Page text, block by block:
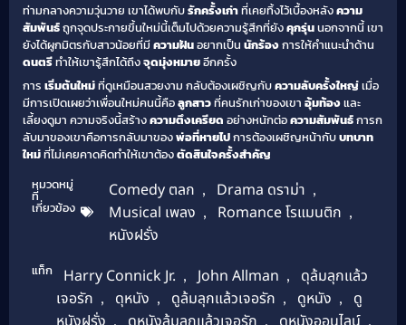
ท่ามกลางความวุ่นวาย เขาได้พบกับรักครั้งเก่าที่เคยทิ้งไว้เบื้องหลังความ
สัมพันธ์ถูกจุดประกายขึ้นใหม่นี้เต็มไปด้วยความรู้สึกที่ยังคุกรุ่นนอกจากนี้ เขา
ยังได้ผูกมิตรกับสาวน้อยที่มีความฝันอยากเป็น นักร้องการให้คำแนะนำด้าน
ดนตรีทำให้เขารู้สึกได้ถึงจุดมุ่งหมายอีกครั้ง
การ เริ่มต้นใหม่ที่ดูเหมือนสวยงาม กลับต้องเผชิญกับความลับครั้งใหญ่เมื่อ
มีการเปิดเผยว่าเพื่อนใหม่คนนี้คือลูกสาวที่คนรักเก่าของเขา อุ้มท้องและ
เลี้ยงดูมา ความจริงนี้สร้างความตึงเครียด อย่างหนักต่อความสัมพันธ์การก
ลับมาของเขาคือการกลับมาของพ่อที่หายไปการต้องเผชิญหน้ากับบทบาท
ใหม่ที่ไม่เคยคาดคิดทำให้เขาต้องตัดสินใจครั้งสำคัญ
หมวดหมู่
ที่
เกี่ยวข้อง
Comedy ตลก , Drama ดราม่า ,
Musical เพลง , Romance โรแมนติก ,
หนังฝรั่ง
แท็ก Harry Connick Jr. , John Allman ,
ดุล้มลุกแล้ว
เจอรัก , ดุหนัง , ดูล้มลุกแล้วเจอรัก , ดูหนัง ,
ดู
, , ,